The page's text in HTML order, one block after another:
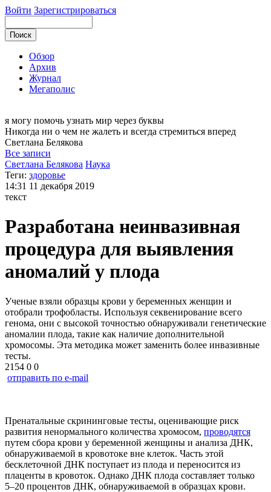
Войти Зарегистрироваться
Обзор
Архив
Журнал
Мегаполис
я могу помочь узнать мир через буквы
Никогда ни о чем не жалеть и всегда стремиться вперед
Светлана Белякова
Все записи
Светлана Белякова Наука
Теги: здоровье
14:31 11 декабря 2019
текст
Разработана неинвазивная
процедура для выявления
аномалий у плода
Ученые взяли образцы крови у беременных женщин и
отобрали трофобласты. Используя секвенирование всего
генома, они с высокой точностью обнаруживали генетические
аномалии плода, такие как наличие дополнительной
хромосомы. Эта методика может заменить более инвазивные
тесты.
2154 0 0
отправить по e-mail
Пренатальные скрининговые тесты, оценивающие риск
развития ненормального количества хромосом, проводятся
путем сбора крови у беременной женщины и анализа ДНК,
обнаруживаемой в кровотоке вне клеток. Часть этой
бесклеточной ДНК поступает из плода и переносится из
плаценты в кровоток. Однако ДНК плода составляет только
5–20 процентов ДНК, обнаруживаемой в образцах крови.